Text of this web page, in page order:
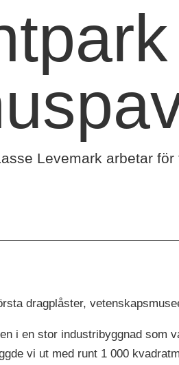
Levemark arbetar
dragplåster,
i en stor industribyggnad som
vi ut med runt 1 000